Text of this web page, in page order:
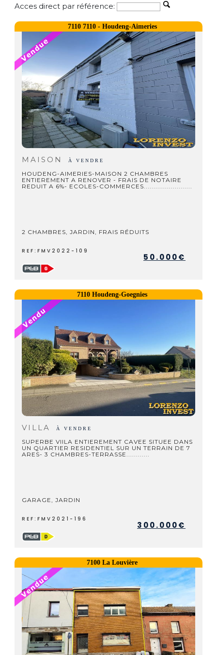
Acces direct par référence:
7110 7110 - Houdeng-Aimeries
MAISON À VENDRE
HOUDENG-AIMERIES-MAISON 2 CHAMBRES
ENTIEREMENT A RENOVER - FRAIS DE NOTAIRE
REDUIT A 6%- ECOLES-COMMERCES.........................
2 CHAMBRES, JARDIN, FRAIS RÉDUITS
REF:FMV2022-109
50.000€
7110 Houdeng-Goegnies
VILLA À VENDRE
SUPERBE VIILA ENTIEREMENT CAVEE SITUEE DANS
UN QUARTIER RESIDENTIEL SUR UN TERRAIN DE 7
ARES- 3 CHAMBRES-TERRASSE............
GARAGE, JARDIN
REF:FMV2021-196
300.000€
7100 La Louvière